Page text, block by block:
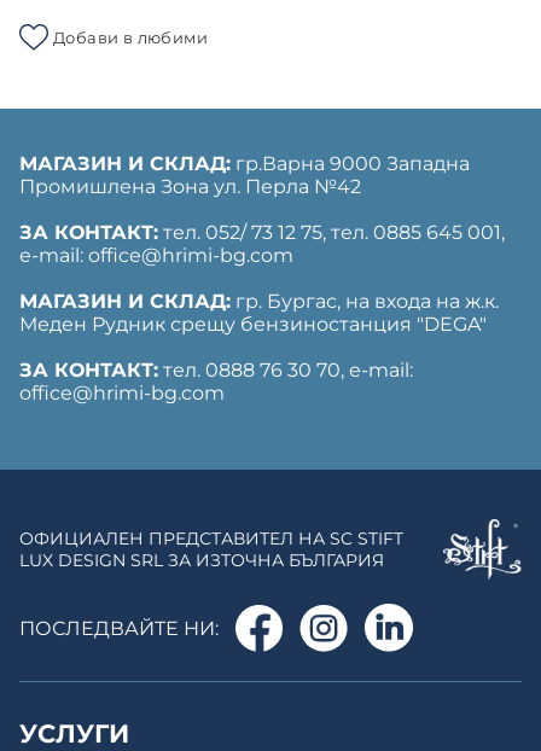
Добави в любими
МАГАЗИН И СКЛАД: гр.Варна 9000 Западна
Промишлена Зона ул. Перла №42
ЗА КОНТАКТ: тел. 052/ 73 12 75, тел. ‎0885 645 001,
е-mail: office@hrimi-bg.com
МАГАЗИН И СКЛАД: гр. Бургас, на входа на ж.к.
Меден Рудник срещу бензиностанция "DEGA"
ЗА КОНТАКТ: тел. 0888 76 30 70, е-mail:
office@hrimi-bg.com
ОФИЦИАЛЕН ПРЕДСТАВИТЕЛ НА SC STIFT
LUX DESIGN SRL ЗА ИЗТОЧНА БЪЛГАРИЯ
ПОСЛЕДВАЙТЕ НИ:
УСЛУГИ